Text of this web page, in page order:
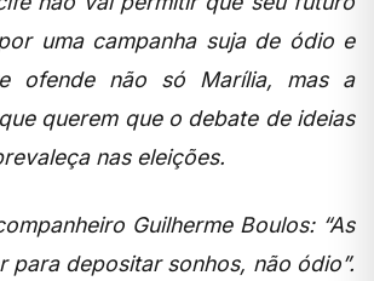
uma campanha suja de ódio e
ofende não só Marília, mas a
querem que o debate de ideias
nas eleições.
Guilherme Boulos: “As
para depositar sonhos, não ódio”.